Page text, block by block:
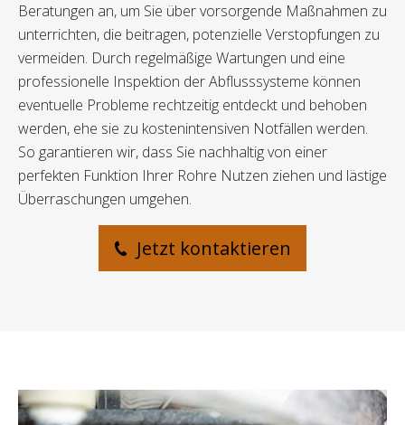
Beratungen an, um Sie über vorsorgende Maßnahmen zu
unterrichten, die beitragen, potenzielle Verstopfungen zu
vermeiden. Durch regelmäßige Wartungen und eine
professionelle Inspektion der Abflusssysteme können
eventuelle Probleme rechtzeitig entdeckt und behoben
werden, ehe sie zu kostenintensiven Notfällen werden.
So garantieren wir, dass Sie nachhaltig von einer
perfekten Funktion Ihrer Rohre Nutzen ziehen und lästige
Überraschungen umgehen.
Jetzt kontaktieren